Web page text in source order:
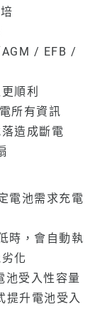
/ EFB /
順利
所有資訊
造成斷電
電池需求充電
時，會自動執
化
受入性容量
升電池受入